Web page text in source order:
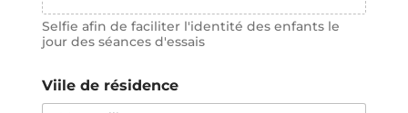
Selfie afin de faciliter l'identité des enfants le
jour des séances d'essais
Viile de résidence